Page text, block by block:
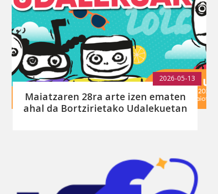
2026-05-13
Maiatzaren 28ra arte izen ematen
ahal da Bortzirietako Udalekuetan